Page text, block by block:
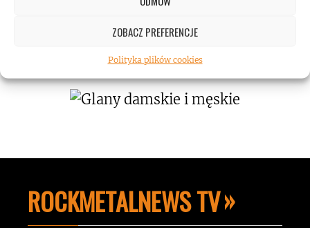
ZOBACZ PREFERENCJE
Polityka plików cookies
Koncert AC/DC przekroczył poziom
ROCKMETALNEWS TV